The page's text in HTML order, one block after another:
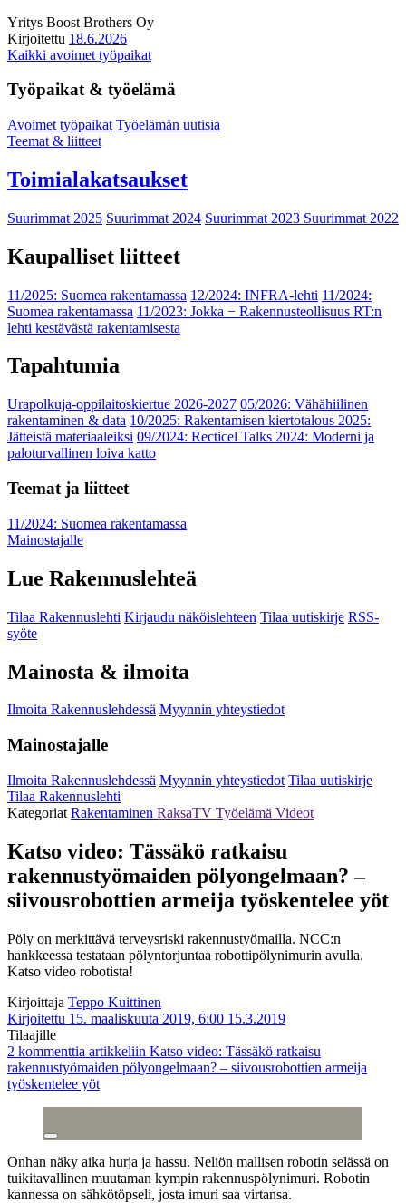
Yritys Boost Brothers Oy
Kirjoitettu 18.6.2026
Kaikki avoimet työpaikat
Työpaikat & työelämä
Avoimet työpaikat Työelämän uutisia
Teemat & liitteet
Toimialakatsaukset
Suurimmat 2025 Suurimmat 2024 Suurimmat 2023 Suurimmat 2022
Kaupalliset liitteet
11/2025: Suomea rakentamassa 12/2024: INFRA-lehti 11/2024:
Suomea rakentamassa 11/2023: Jokka − Rakennusteollisuus RT:n
lehti kestävästä rakentamisesta
Tapahtumia
Urapolkuja-oppilaitoskiertue 2026-2027 05/2026: Vähähiilinen
rakentaminen & data 10/2025: Rakentamisen kiertotalous 2025:
Jätteistä materiaaleiksi 09/2024: Recticel Talks 2024: Moderni ja
paloturvallinen loiva katto
Teemat ja liitteet
11/2024: Suomea rakentamassa
Mainostajalle
Lue Rakennuslehteä
Tilaa Rakennuslehti Kirjaudu näköislehteen Tilaa uutiskirje RSS-
syöte
Mainosta & ilmoita
Ilmoita Rakennuslehdessä Myynnin yhteystiedot
Mainostajalle
Ilmoita Rakennuslehdessä Myynnin yhteystiedot Tilaa uutiskirje
Tilaa Rakennuslehti
Kategoriat Rakentaminen RaksaTV Työelämä Videot
Katso video: Tässäkö ratkaisu
rakennustyömaiden pölyongelmaan? –
siivousrobottien armeija työskentelee yöt
Pöly on merkittävä terveysriski rakennustyömailla. NCC:n
hankkeessa testataan pölyntorjuntaa robottipölynimurin avulla.
Katso video robotista!
Kirjoittaja Teppo Kuittinen
Kirjoitettu 15. maaliskuuta 2019, 6:00 15.3.2019
Tilaajille
2 kommenttia artikkeliin Katso video: Tässäkö ratkaisu
rakennustyömaiden pölyongelmaan? – siivousrobottien armeija
työskentelee yöt
Onhan näky aika hurja ja hassu. Neliön mallisen robotin selässä on
tuikitavallinen muutaman kympin rakennuspölynimuri. Robotin
kannessa on sähkötöpseli, josta imuri saa virtansa.